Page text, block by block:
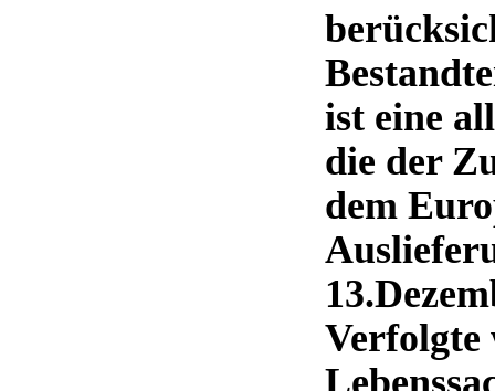
ist eine
die der
dem
Verfolgte